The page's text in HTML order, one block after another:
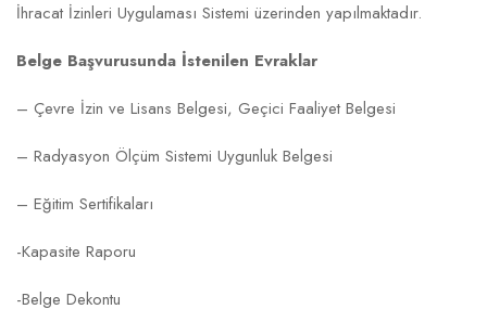
İhracat İzinleri Uygulaması Sistemi üzerinden yapılmaktadır.
Belge Başvurusunda İstenilen Evraklar
– Çevre İzin ve Lisans Belgesi, Geçici Faaliyet Belgesi
– Radyasyon Ölçüm Sistemi Uygunluk Belgesi
– Eğitim Sertifikaları
-Kapasite Raporu
-Belge Dekontu